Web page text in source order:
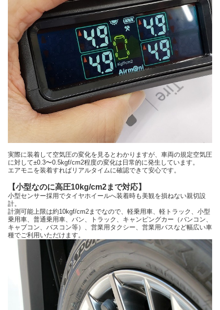
実際に装着して空気圧の変化を見るとわかりますが、車両の規定空気圧
に対して±0.3〜0.5kgf/cm2程度の変化は日常的に発生しています。
エアモニを装着すればリアルタイムに確認できて安心です。
【小型なのに高圧10kg/cm2まで対応】
小型センサー採用でタイヤホイールへ装着時も美観を損ねない親切設
計。
計測可能上限は約10kgf/cm2までなので、軽乗用車、軽トラック、小型
乗用車、普通乗用車、バン、トラック、キャンピングカー（バンコン、
キャブコン、バスコン等）、営業用タクシー、営業用バスなど幅広い車
種でご利用いただけます。